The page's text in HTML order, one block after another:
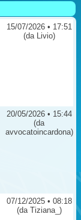
15/07/2026 • 17:51
(da Livio)
20/05/2026 • 15:44
(da
avvocatoincardona)
07/12/2025 • 08:18
(da Tiziana_)